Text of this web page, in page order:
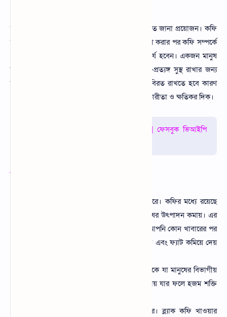
ব্ল্যাক কফি খাওয়ার উপকারিতা ও অপকারিতা বিস্তারিত জানা প্রয়োজন। কফি
আবিষ্কার হওয়ার পর থেকে কফি নিয়ে বিভিন্ন গবেষণা করার পর কফি সম্পর্কে
যে তথ্য গুলো পাওয়া গেছে তা জানলে আপনি আশ্চর্য হবেন। একজন মানুষ
বিভিন্ন স্বাস্থ্য উপকারিতা পাওয়ার জন্য শরীরের অঙ্গ-প্রত্যঙ্গ সুস্থ রাখার জন্য
নিয়মিত কফি খেতে পারে। অতিরিক্ত খাওয়া থেকে বিরত রাখতে হবে কারণ
এর কিছু ক্ষতিকর প্রভাব রয়েছে। তাই জানুন এর উপকারীতা ও ক্ষতিকর দিক।
ফেসবুক বায়ো বাংলা লেখা | ফেসবুক ভিআইপি
কফির অন্যতম কাজ হচ্ছে ওজন কমাতে পারে। কফির মধ্যে রয়েছে
ক্লোরোজেনিক অ্যাসিড যা শরীরের কোন কোষের উৎপাদন কমায়। এর
মধ্যে অ্যান্টিঅক্সিডেন্ট রয়েছে তাই বলা যায় আপনি কোন খাবারের পর
কফি পান করলে তা শরীরে অতিরিক্ত গ্লুকোজ এবং ফ্যাট কমিয়ে দেয়
ব্ল্যাক কফির মধ্যে প্রচুর পরিমাণে কাইফেন থাকে যা মানুষের বিভাগীয়
কার্যকলাপ উন্নত করে এবং শক্তির মাত্রা বাড়ায় যার ফলে হজম শক্তি
ব্ল্যাক কফি কার্ডিওভাস্কুলার স্বাস্থ্য উন্নত করে। ব্ল্যাক কফি খাওয়ার